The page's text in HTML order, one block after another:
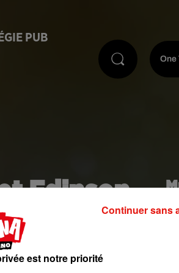
PUB
One
Edinson
tout ça ! En effet, les
est notre priorité
Continuer sans